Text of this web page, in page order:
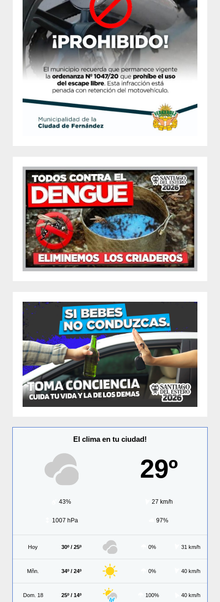
El clima en tu ciudad!
29º
43% 27 km/h
1007 hPa 97%
Hoy 30º / 25º 0% 31 km/h
Mñn. 34º / 24º 0% 40 km/h
Dom. 18 25º / 14º 100% 40 km/h